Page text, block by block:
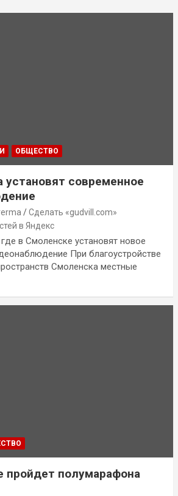
ОБЩЕСТВО
установят современное
Сделать «gudvill.com»
в Яндекс
в Смоленске установят новое
При благоустройстве
Смоленска местные
пройдет полумарафона